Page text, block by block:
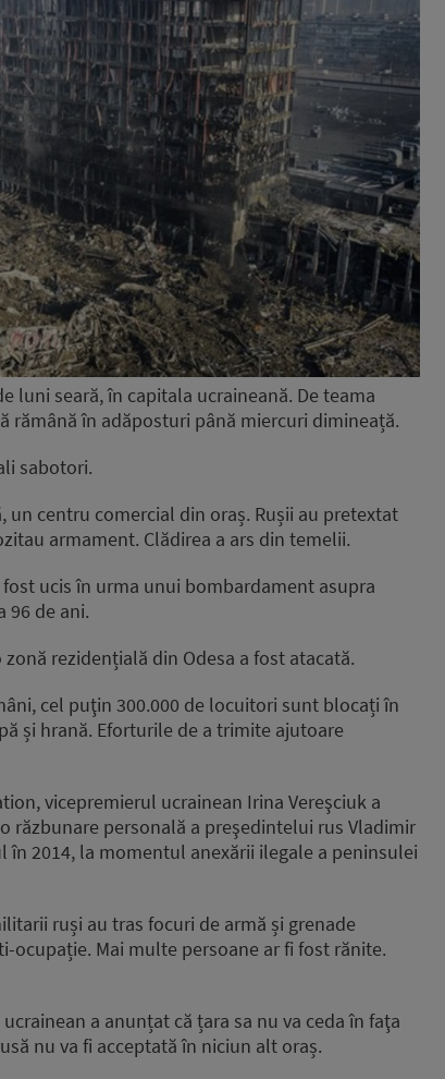
luni seară, în capitala ucraineană. De teama
în adăposturi până miercuri dimineață.
sabotori.
centru comercial din oraș. Rușii au pretextat
armament. Clădirea a ars din temelii.
ucis în urma unui bombardament asupra
96 de ani.
rezidențială din Odesa a fost atacată.
cel puţin 300.000 de locuitori sunt blocați în
și hrană. Eforturile de a trimite ajutoare
vicepremierul ucrainean Irina Vereşciuk a
răzbunare personală a preşedintelui rus Vladimir
în 2014, la momentul anexării ilegale a peninsulei
ruși au tras focuri de armă și grenade
Mai multe persoane ar fi fost rănite.
a anunțat că țara sa nu va ceda în faţa
nu va fi acceptată în niciun alt oraș.